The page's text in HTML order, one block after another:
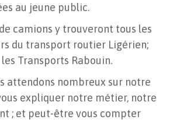
au jeune public.
camions y trouveront tous les
du transport routier Ligérien;
Transports Rabouin.
attendons nombreux sur notre
expliquer notre métier, notre
; et peut-être vous compter